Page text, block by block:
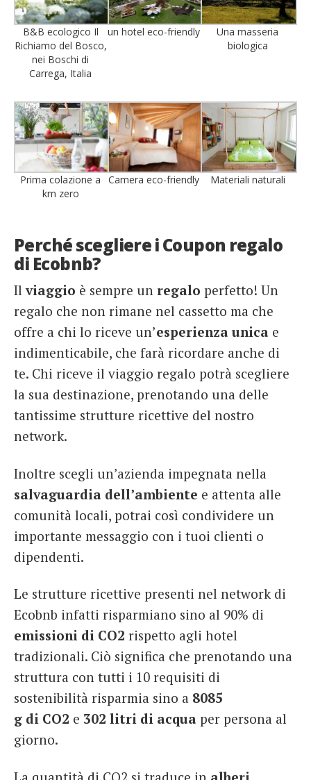
B&B ecologico Il
Richiamo del Bosco,
nei Boschi di
Carrega, Italia
un hotel eco-friendly
Una masseria
biologica
Prima colazione a
km zero
Camera eco-friendly Materiali naturali
Perché scegliere i Coupon regalo
di Ecobnb?
Ilviaggio è sempre un regalo perfetto! Un
regalo che non rimane nel cassetto ma che
offre a chi lo riceve un’esperienza unica e
indimenticabile, che farà ricordare anche di
te. Chi riceve il viaggio regalo potrà scegliere
la sua destinazione, prenotando una delle
tantissime strutture ricettive del nostro
network.
Inoltre scegli un’azienda impegnata nella
salvaguardia dell’ambiente e attenta alle
comunità locali, potrai così condividere un
importante messaggio con i tuoi clienti o
dipendenti.
Le strutture ricettive presenti nel network di
Ecobnb infatti risparmiano sino al 90% di
emissioni di CO2 rispetto agli hotel
tradizionali. Ciò significa che prenotando una
struttura con tutti i 10 requisiti di
sostenibilità risparmia sino a 8085
g di CO2 e 302 litri di acqua per persona al
giorno.